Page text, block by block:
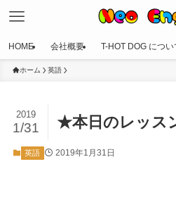
HOME 会社概要 T-HOT DOG につい
ホーム 英語
★本日のレッス
2019
1/31
英語 2019年1月31日